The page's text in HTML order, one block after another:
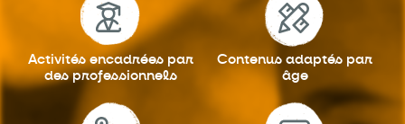
Activités encadrées par
des professionnels
Contenus adaptés par
âge